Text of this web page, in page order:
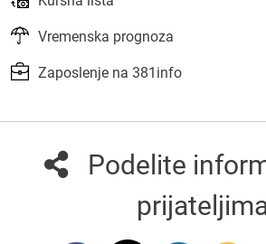
Vremenska prognoza
Zaposlenje na 381info
Podelite